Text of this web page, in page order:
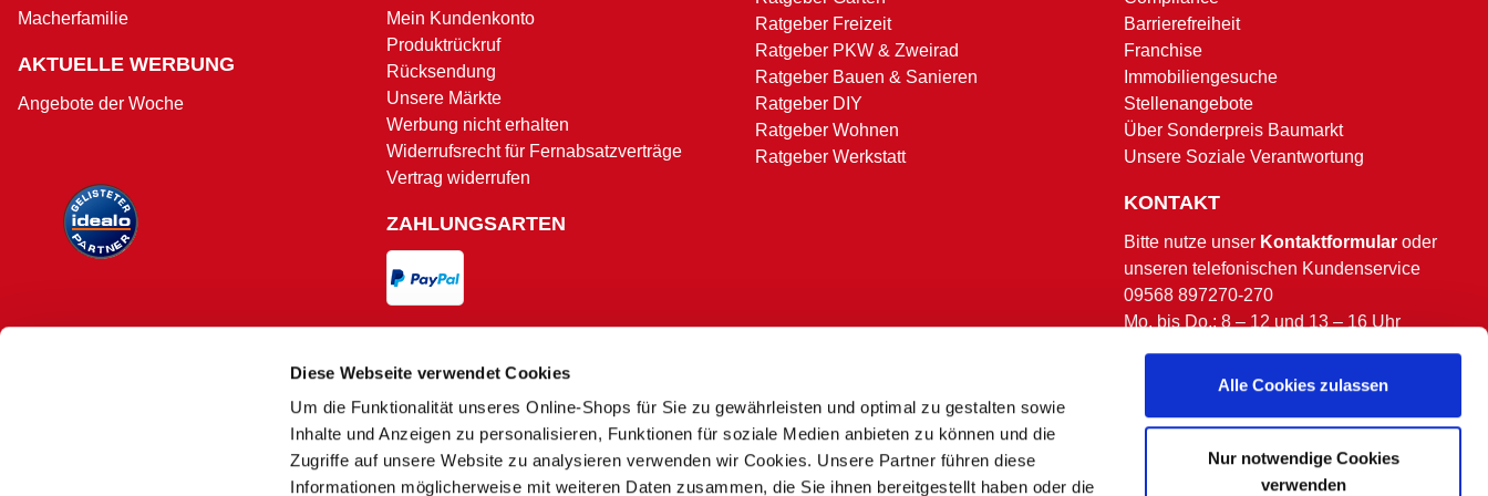
Diese Webseite verwendet Cookies
Um die Funktionalität unseres Online-Shops für Sie zu gewährleisten und optimal zu gestalten sowie
Inhalte und Anzeigen zu personalisieren, Funktionen für soziale Medien anbieten zu können und die
Zugriffe auf unsere Website zu analysieren verwenden wir Cookies. Unsere Partner führen diese
Informationen möglicherweise mit weiteren Daten zusammen, die Sie ihnen bereitgestellt haben oder die
Alle Cookies zulassen
Nur notwendige Cookies
verwenden
Macherfamilie
AKTUELLE WERBUNG
Angebote der Woche
Mein Kundenkonto
Produktrückruf
Rücksendung
Unsere Märkte
Werbung nicht erhalten
Widerrufsrecht für Fernabsatzverträge
Vertrag widerrufen
ZAHLUNGSARTEN
Versand und Zahlungsbedingungen
Ratgeber Freizeit
Ratgeber PKW & Zweirad
Ratgeber Bauen & Sanieren
Ratgeber DIY
Ratgeber Wohnen
Ratgeber Werkstatt
Barrierefreiheit
Franchise
Immobiliengesuche
Stellenangebote
Über Sonderpreis Baumarkt
Unsere Soziale Verantwortung
KONTAKT
Bitte nutze unser Kontaktformular oder
unseren telefonischen Kundenservice
09568 897270-270
Mo. bis Do.: 8 – 12 und 13 – 16 Uhr
(ausgenommen bundesweite & bayerische